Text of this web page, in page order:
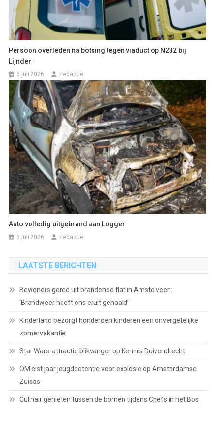
Persoon overleden na botsing tegen viaduct op N232 bij
Lijnden
6 juli 2026 Redactie
Auto volledig uitgebrand aan Logger
6 juli 2026 Redactie
LAATSTE BERICHTEN
Bewoners gered uit brandende flat in Amstelveen:
‘Brandweer heeft ons eruit gehaald’
Kinderland bezorgt honderden kinderen een onvergetelijke
zomervakantie
Star Wars-attractie blikvanger op Kermis Duivendrecht
OM eist jaar jeugddetentie voor explosie op Amsterdamse
Zuidas
Culinair genieten tussen de bomen tijdens Chefs in het Bos